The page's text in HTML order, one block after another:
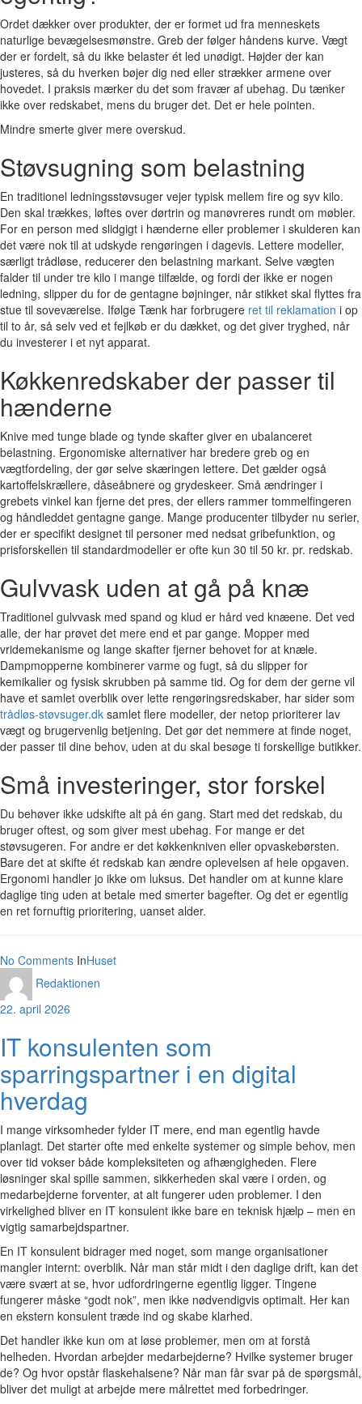
Ordet dækker over produkter, der er formet ud fra menneskets
naturlige bevægelsesmønstre. Greb der følger håndens kurve. Vægt
der er fordelt, så du ikke belaster ét led unødigt. Højder der kan
justeres, så du hverken bøjer dig ned eller strækker armene over
hovedet. I praksis mærker du det som fravær af ubehag. Du tænker
ikke over redskabet, mens du bruger det. Det er hele pointen.
Mindre smerte giver mere overskud.
Støvsugning som belastning
En traditionel ledningsstøvsuger vejer typisk mellem fire og syv kilo.
Den skal trækkes, løftes over dørtrin og manøvreres rundt om møbler.
For en person med slidgigt i hænderne eller problemer i skulderen kan
det være nok til at udskyde rengøringen i dagevis. Lettere modeller,
særligt trådløse, reducerer den belastning markant. Selve vægten
falder til under tre kilo i mange tilfælde, og fordi der ikke er nogen
ledning, slipper du for de gentagne bøjninger, når stikket skal flyttes fra
stue til soveværelse. Ifølge Tænk har forbrugere ret til reklamation i op
til to år, så selv ved et fejlkøb er du dækket, og det giver tryghed, når
du investerer i et nyt apparat.
Køkkenredskaber der passer til
hænderne
Knive med tunge blade og tynde skafter giver en ubalanceret
belastning. Ergonomiske alternativer har bredere greb og en
vægtfordeling, der gør selve skæringen lettere. Det gælder også
kartoffelskrællere, dåseåbnere og grydeskeer. Små ændringer i
grebets vinkel kan fjerne det pres, der ellers rammer tommelfingeren
og håndleddet gentagne gange. Mange producenter tilbyder nu serier,
der er specifikt designet til personer med nedsat gribefunktion, og
prisforskellen til standardmodeller er ofte kun 30 til 50 kr. pr. redskab.
Gulvvask uden at gå på knæ
Traditionel gulvvask med spand og klud er hård ved knæene. Det ved
alle, der har prøvet det mere end et par gange. Mopper med
vridemekanisme og lange skafter fjerner behovet for at knæle.
Dampmopperne kombinerer varme og fugt, så du slipper for
kemikalier og fysisk skrubben på samme tid. Og for dem der gerne vil
have et samlet overblik over lette rengøringsredskaber, har sider som
trådløs-støvsuger.dk samlet flere modeller, der netop prioriterer lav
vægt og brugervenlig betjening. Det gør det nemmere at finde noget,
der passer til dine behov, uden at du skal besøge ti forskellige butikker.
Små investeringer, stor forskel
Du behøver ikke udskifte alt på én gang. Start med det redskab, du
bruger oftest, og som giver mest ubehag. For mange er det
støvsugeren. For andre er det køkkenkniven eller opvaskebørsten.
Bare det at skifte ét redskab kan ændre oplevelsen af hele opgaven.
Ergonomi handler jo ikke om luksus. Det handler om at kunne klare
daglige ting uden at betale med smerter bagefter. Og det er egentlig
en ret fornuftig prioritering, uanset alder.
No Comments InHuset
Redaktionen
22. april 2026
IT konsulenten som
sparringspartner i en digital
hverdag
I mange virksomheder fylder IT mere, end man egentlig havde
planlagt. Det starter ofte med enkelte systemer og simple behov, men
over tid vokser både kompleksiteten og afhængigheden. Flere
løsninger skal spille sammen, sikkerheden skal være i orden, og
medarbejderne forventer, at alt fungerer uden problemer. I den
virkelighed bliver en IT konsulent ikke bare en teknisk hjælp – men en
vigtig samarbejdspartner.
En IT konsulent bidrager med noget, som mange organisationer
mangler internt: overblik. Når man står midt i den daglige drift, kan det
være svært at se, hvor udfordringerne egentlig ligger. Tingene
fungerer måske “godt nok”, men ikke nødvendigvis optimalt. Her kan
en ekstern konsulent træde ind og skabe klarhed.
Det handler ikke kun om at løse problemer, men om at forstå
helheden. Hvordan arbejder medarbejderne? Hvilke systemer bruger
de? Og hvor opstår flaskehalsene? Når man får svar på de spørgsmål,
bliver det muligt at arbejde mere målrettet med forbedringer.